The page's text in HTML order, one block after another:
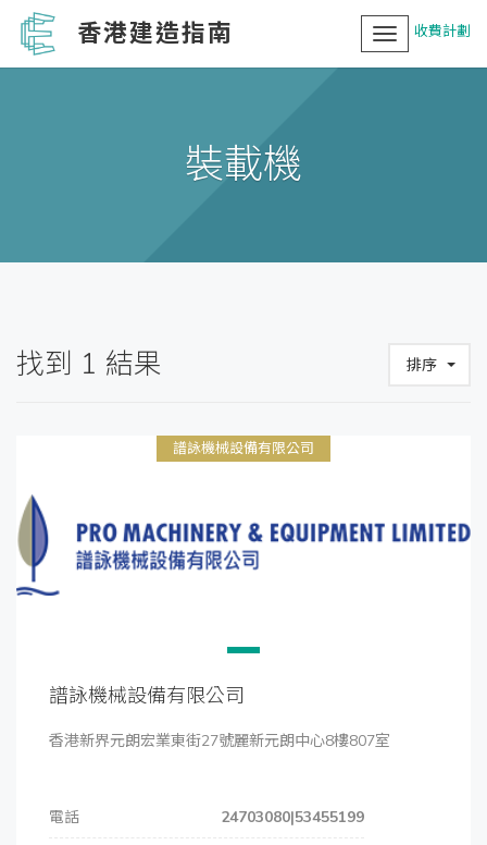
香港建造指南 收費計劃
Toggle
navigation
裝載機
找到 1 結果 排序
譜詠機械設備有限公司
譜詠機械設備有限公司
香港新界元朗宏業東街27號麗新元朗中心8樓807室
電話
24703080|53455199